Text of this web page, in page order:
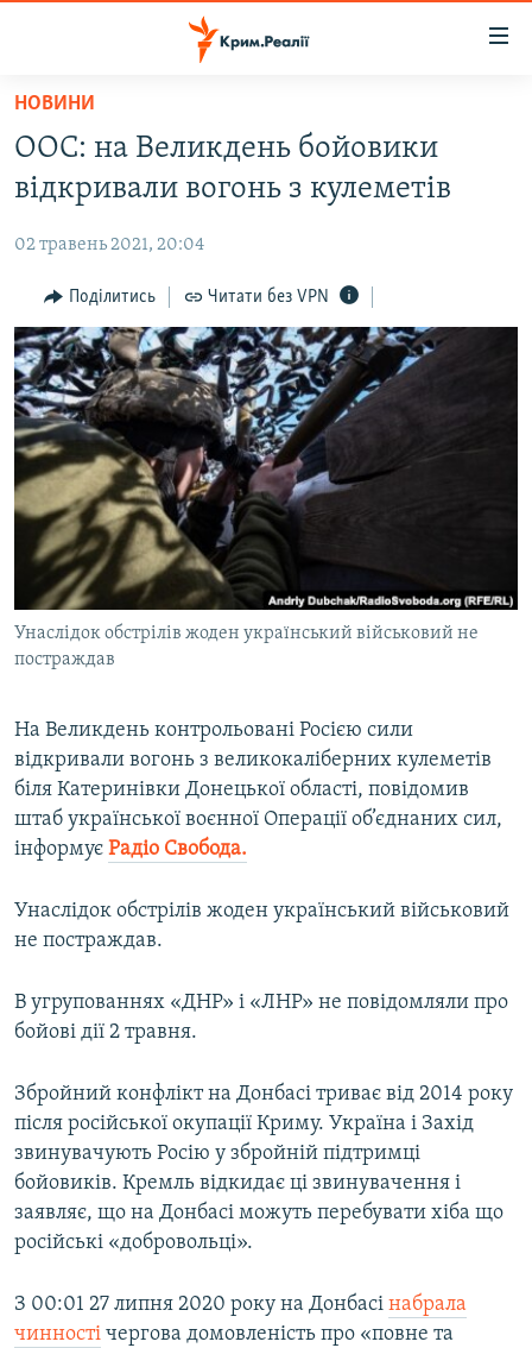
Перейти
основного
матеріалу
Перейти
до
навігації
Перейти
до
пошуку
ВІДЕО ТА ФОТО
ПОЛІТИКА
БЛОГИ
ПОГЛЯД
ІНТЕРВ'Ю
ВСЕ ЗА ДЕНЬ
СПЕЦПРОЕКТИ
ДЕПОРТАЦІЯ
ВІДЕОУРОКИ «ELIFBE»
СВІДЧЕННЯ ОКУПАЦІЇ
УКРАЇНСЬКА ПРОБЛЕМА КРИМУ
ЯК ОБІЙТИ БЛОКУВАННЯ
Русский
Qırımtatar
Усі сайти RFE/RL
НОВИНИ
ООС: на Великдень бойовики
відкривали вогонь з кулеметів
02 травень 2021, 20:04
Поділитись Читати без VPN
Унаслідок обстрілів жоден український військовий не
постраждав
На Великдень контрольовані Росією сили
відкривали вогонь з великокаліберних кулеметів
біля Катеринівки Донецької області, повідомив
штаб української воєнної Операції об’єднаних сил,
інформує Радіо Свобода.
Унаслідок обстрілів жоден український військовий
не постраждав.
В угрупованнях «ДНР» і «ЛНР» не повідомляли про
бойові дії 2 травня.
Збройний конфлікт на Донбасі триває від 2014 року
після російської окупації Криму. Україна і Захід
звинувачують Росію у збройній підтримці
бойовиків. Кремль відкидає ці звинувачення і
заявляє, що на Донбасі можуть перебувати хіба що
російські «добровольці».
З 00:01 27 липня 2020 року на Донбасі набрала
чинності чергова домовленість про «повне та